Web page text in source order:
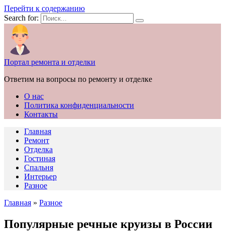
Перейти к содержанию
Search for:
Портал ремонта и отделки
Ответим на вопросы по ремонту и отделке
О нас
Политика конфиденциальности
Контакты
Главная
Ремонт
Отделка
Гостиная
Спальня
Интерьер
Разное
Главная » Разное
Популярные речные круизы в России